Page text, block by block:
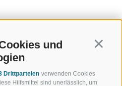
und
Drittparteien verwenden Cookies
Hilfsmittel sind unerlässlich, um